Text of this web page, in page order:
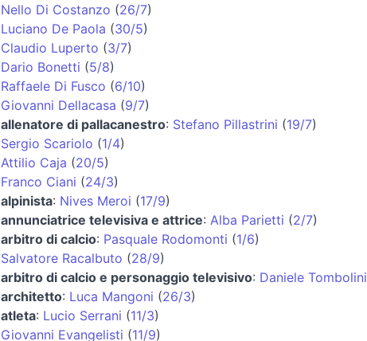
Nello Di Costanzo (26/7)
Luciano De Paola (30/5)
Claudio Luperto (3/7)
Dario Bonetti (5/8)
Raffaele Di Fusco (6/10)
Giovanni Dellacasa (9/7)
allenatore di pallacanestro: Stefano Pillastrini (19/7)
Sergio Scariolo (1/4)
Attilio Caja (20/5)
Franco Ciani (24/3)
alpinista: Nives Meroi (17/9)
annunciatrice televisiva e attrice: Alba Parietti (2/7)
arbitro di calcio: Pasquale Rodomonti (1/6)
Salvatore Racalbuto (28/9)
arbitro di calcio e personaggio televisivo: Daniele Tombolini
architetto: Luca Mangoni (26/3)
atleta: Lucio Serrani (11/3)
Giovanni Evangelisti (11/9)